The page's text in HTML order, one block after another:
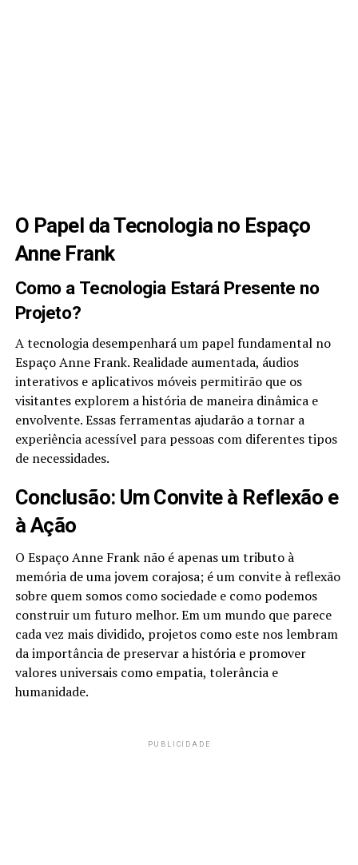
O Papel da Tecnologia no Espaço
Anne Frank
Como a Tecnologia Estará Presente no
Projeto?
A tecnologia desempenhará um papel fundamental no
Espaço Anne Frank. Realidade aumentada, áudios
interativos e aplicativos móveis permitirão que os
visitantes explorem a história de maneira dinâmica e
envolvente. Essas ferramentas ajudarão a tornar a
experiência acessível para pessoas com diferentes tipos
de necessidades.
Conclusão: Um Convite à Reflexão e
à Ação
O Espaço Anne Frank não é apenas um tributo à
memória de uma jovem corajosa; é um convite à reflexão
sobre quem somos como sociedade e como podemos
construir um futuro melhor. Em um mundo que parece
cada vez mais dividido, projetos como este nos lembram
da importância de preservar a história e promover
valores universais como empatia, tolerância e
humanidade.
PUBLICIDADE